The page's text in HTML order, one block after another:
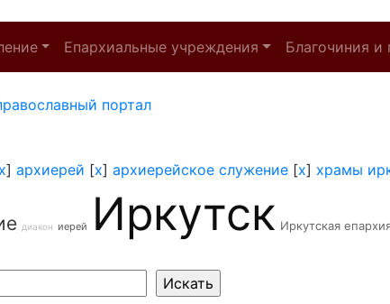
Епархиальные учреждения Благочиния и
портал
x] архиерей [x] архиерейское служение [x] храмы
диакон иерей Иркутск Иркутская